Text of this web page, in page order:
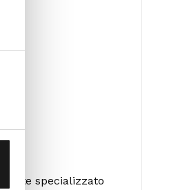
specializzato